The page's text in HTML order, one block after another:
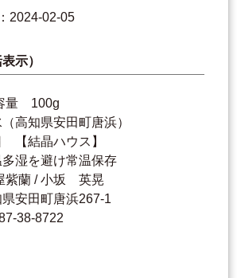
2024-02-05
示）
100g
高知県安田町唐浜）
結晶ハウス】
湿を避け常温保存
蘭 / 小坂 英晃
安田町唐浜267-1
8722